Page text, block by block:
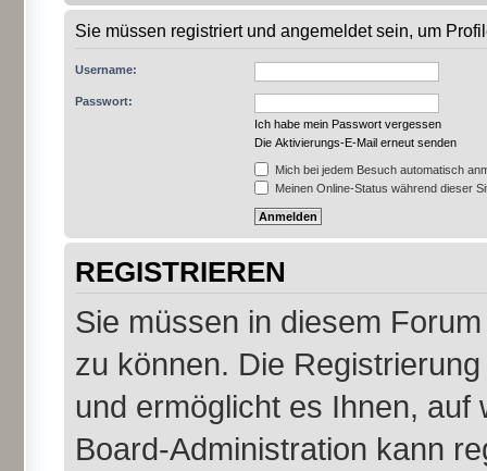
Sie müssen registriert und angemeldet sein, um
Username:
Passwort:
Ich habe mein Passwort vergessen
Die Aktivierungs-E-Mail erneut senden
Mich bei jedem Besuch automatisch
Meinen Online-Status während dieser
REGISTRIEREN
Sie müssen in diesem
zu können. Die
und ermöglicht es Ihnen,
Board-Administration kann